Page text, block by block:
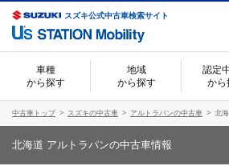
スズキ公式中古車検索サイト
車種
から探す
地域
から探す
認定
から
中古車トップ スズキの中古車 アルトラパンの中古車 北
北海道 アルトラパンの中古車情報